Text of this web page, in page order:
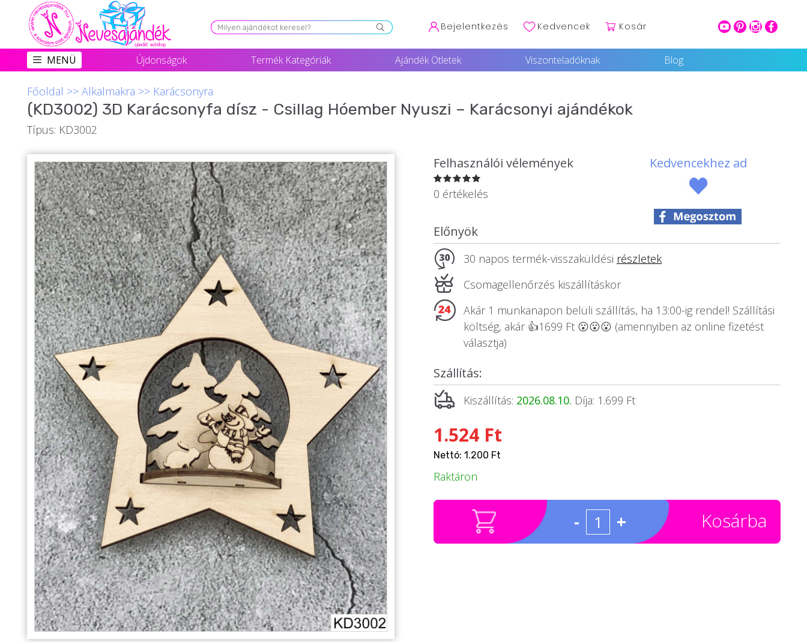
Viszonteladóknak
Újdonságok
Grill Party Kellékek ❤️
Egyedi Ajándékok Rendelés
Vicces Pólók
Szerelmes Ajándékok ❤
Budapest Ajándéktárgyak
Szülinapi ajándékok
Alkalmakra
Ajándék Ötletek Férfiaknak
Ajándék Nőknek
Ajándék Gyerekeknek
Családtagoknak
Barátnak/Barátnőnek
Party kellékek
Névnapi ajándékok
Vicces ajándékok
Foglalkozás szerint
Sport/Hobbi szerint
Állatos ajándéktárgyak
Bejelentkezés Kedvencek Kosárfacebook
intagram
pinterest
youtube
MENÜ Újdonságok Termék Kategóriák Ajándék Ötletek Viszonteladóknak Blog
Főoldal >> Alkalmakra >> Karácsonyra
(KD3002) 3D Karácsonyfa dísz - Csillag Hóember Nyuszi – Karácsonyi ajándékok
Típus: KD3002
Felhasználói vélemények
0 értékelés
Kedvencekhez ad
Előnyök
30 napos termék-visszaküldési részletek
Csomagellenőrzés kiszállításkor
Akár 1 munkanapon belüli szállítás, ha 13:00-ig rendel! Szállítási
költség, akár 👍1699 Ft 😮😮😮 (amennyiben az online fizetést
választja)
Szállítás:
Kiszállítás: 2026.08.10. Díja: 1.699 Ft
1.524 Ft
Nettó: 1.200 Ft
Raktáron
- + Kosárba